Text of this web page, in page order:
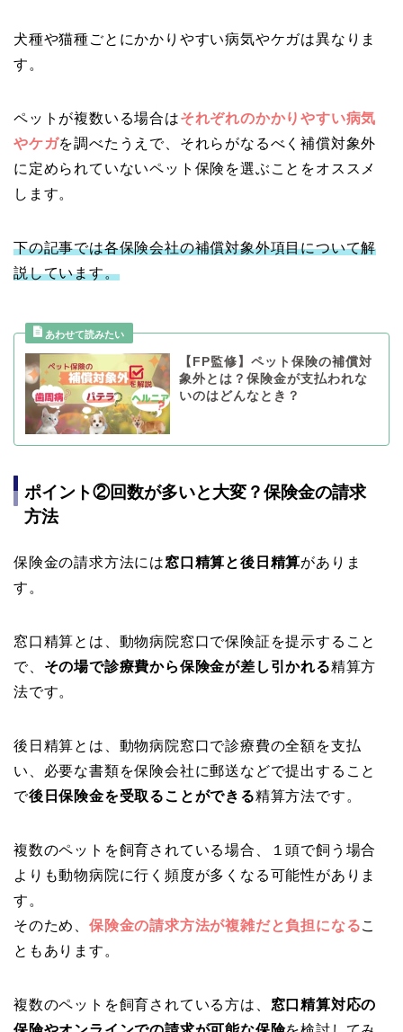
犬種や猫種ごとにかかりやすい病気やケガは異なりま
す。
ペットが複数いる場合はそれぞれのかかりやすい病気
やケガを調べたうえで、それらがなるべく補償対象外
に定められていないペット保険を選ぶことをオススメ
します。
下の記事では各保険会社の補償対象外項目について解
説しています。
【FP監修】ペット保険の補償対
象外とは？保険金が支払われな
いのはどんなとき？
ポイント②回数が多いと大変？保険金の請求
方法
保険金の請求方法には窓口精算と後日精算がありま
す。
窓口精算とは、動物病院窓口で保険証を提示すること
で、 その場で診療費から保険金が差し引かれる精算方
法です。
後日精算とは、動物病院窓口で診療費の全額を支払
い、必要な書類を保険会社に郵送などで提出すること
で後日保険金を受取ることができる精算方法です。
複数のペットを飼育されている場合、１頭で飼う場合
よりも動物病院に行く頻度が多くなる可能性がありま
す。
そのため、 保険金の請求方法が複雑だと負担になるこ
ともあります。
複数のペットを飼育されている方は、 窓口精算対応の